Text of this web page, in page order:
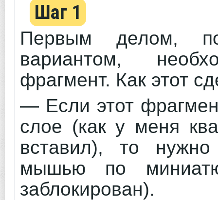
Шаг 1
Первым делом,
вариантом,
фрагмент. Как этот
— Если этот
слое (как у меня
вставил), то
мышью по
заблокирован).